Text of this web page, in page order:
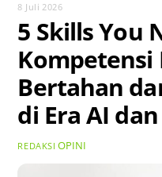
8 Juli 2026
5 Skills You
Bertahan
di Era AI
REDAKSI OPINI